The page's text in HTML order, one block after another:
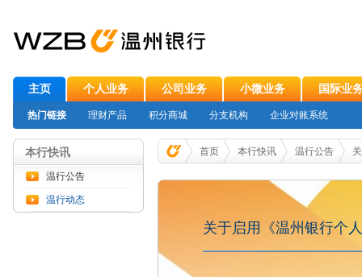
主页 个人业务 公司业务 小微业务 国际业
热门链接 理财产品 积分商城 分支机构 企业对账系统
本行快讯
温行公告
温行动态
首页 本行快讯 温行公告
关于启用《温州银行个